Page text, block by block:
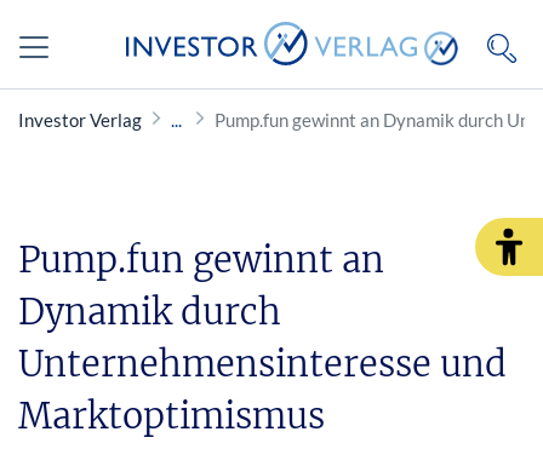
Investor Verlag Pump.fun gewinnt an Dynamik durch
Pump.fun gewinnt an
Dynamik durch
Unternehmensinteresse und
Marktoptimismus